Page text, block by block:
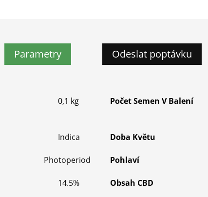
Parametry Odeslat poptávku
0,1 kg Počet Semen V Balení
Indica Doba Květu
Photoperiod Pohlaví
14.5% Obsah CBD